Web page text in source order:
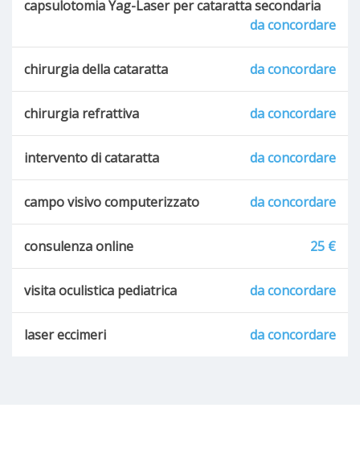
capsulotomia Yag-Laser per cataratta secondaria
da concordare
chirurgia della cataratta da concordare
chirurgia refrattiva da concordare
intervento di cataratta da concordare
campo visivo computerizzato da concordare
consulenza online 25 €
visita oculistica pediatrica da concordare
laser eccimeri da concordare